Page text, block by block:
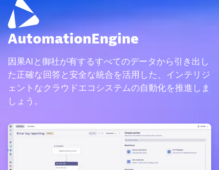
AutomationEngine
因果AIと御社が有するすべてのデータから引き出し
た正確な回答と安全な統合を活用した、インテリジ
ェントなクラウドエコシステムの自動化を推進しま
しょう。